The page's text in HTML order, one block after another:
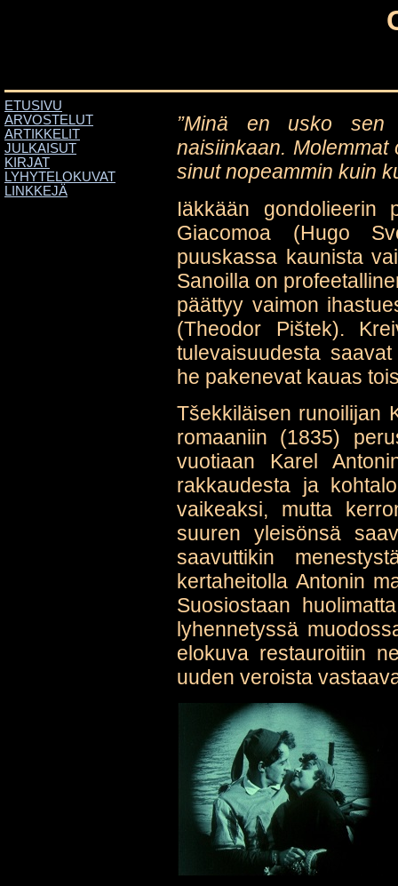
ETUSIVU
ARVOSTELUT
ARTIKKELIT
JULKAISUT
KIRJAT
LYHYTELOKUVAT
LINKKEJÄ
”Minä en usko sen
naisiinkaan.
sinut nopeammin kuin
Iäkkään gondolieerin
Giacomoa (Hugo
puuskassa kaunista
Sanoilla on
päättyy vaimon
(Theodor Pištek).
tulevaisuudesta
he pakenevat kauas
Tšekkiläisen runoilijan
romaaniin (1835)
vuotiaan Karel
rakkaudesta ja
vaikeaksi, mutta
suuren yleisönsä
saavuttikin
kertaheitolla Antonin
Suosiostaan
lyhennetyssä
elokuva restauroitiin
uuden veroista